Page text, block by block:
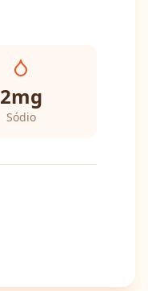
2mg
Sódio